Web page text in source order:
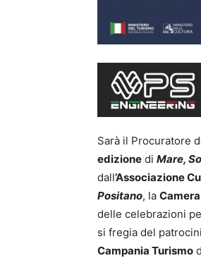
Sarà il Procuratore
edizione di Mare,
dall’Associazione
Positano, la
delle celebrazioni
si fregia del
Campania Turismo